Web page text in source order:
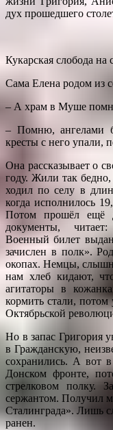
дух прошедшего
Кукарская слобода на
Сама Елена родом из
– А храм в Муше
– Помню, ангелами
кресты с него упали,
Она рассказывает о
году. Жили так
ходил по селу в
когда исполнилось
Потом прошёл ещё
документы,
Военный билет
зачислен в полк».
окопах. Немцы,
нам хлеб кидают,
агитаторы в
кормить стали,
Октябрьской
Но в запас Григория
в Гражданскую,
сохранились. А вот
Донском фронте,
стрелковом полку.
сержантом. Получил
Сталинграда». Лишь
ранен.